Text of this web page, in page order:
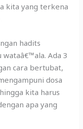
kita yang terkena
hadits
Ada 3
cara bertubat,
dosa
kita harus
apa yang